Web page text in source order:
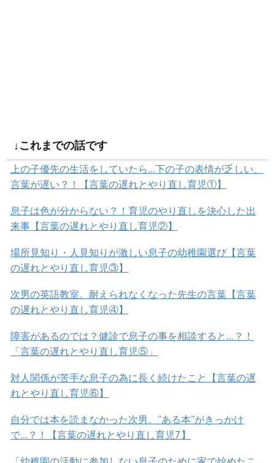
↓これまでの話です
上の子優先の生活をしていたら…下の子の表情が乏しい、
言葉が遅い？！【言葉の遅れとやり直し育児①】
息子は色が分からない？！育児のやり直しを決心した出
来事【言葉の遅れとやり直し育児②】
場所見知り・人見知りが激しい息子の幼稚園選び【言葉
の遅れとやり直し育児③】
次男の英語教室。耐えられなくなった先生の言葉【言葉
の遅れとやり直し育児④】
障害があるのでは？健診で息子の事を相談すると…？！
「言葉の遅れとやり直し育児⑤」
対人関係が苦手な息子の為に長く続けたこと【言葉の遅
れとやり直し育児⑥】
自分では本を読まなかった次男。“ある本”がきっかけ
で…？！【言葉の遅れとやり直し育児7】